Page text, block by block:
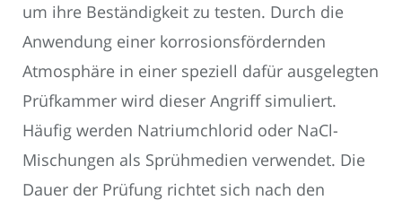
um ihre Beständigkeit zu testen. Durch die
Anwendung einer korrosionsfördernden
Atmosphäre in einer speziell dafür ausgelegten
Prüfkammer wird dieser Angriff simuliert.
Häufig werden Natriumchlorid oder NaCl-
Mischungen als Sprühmedien verwendet. Die
Dauer der Prüfung richtet sich nach den